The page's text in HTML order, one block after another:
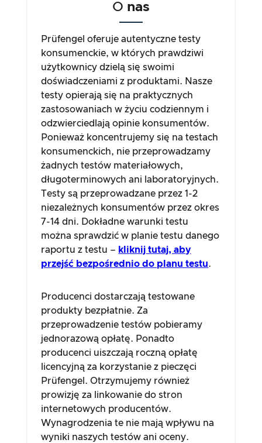
O nas
Prüfengel oferuje autentyczne testy
konsumenckie, w których prawdziwi
użytkownicy dzielą się swoimi
doświadczeniami z produktami. Nasze
testy opierają się na praktycznych
zastosowaniach w życiu codziennym i
odzwierciedlają opinie konsumentów.
Ponieważ koncentrujemy się na testach
konsumenckich, nie przeprowadzamy
żadnych testów materiałowych,
długoterminowych ani laboratoryjnych.
Testy są przeprowadzane przez 1-2
niezależnych konsumentów przez okres
7-14 dni. Dokładne warunki testu
można sprawdzić w planie testu danego
raportu z testu – kliknij tutaj, aby
przejść bezpośrednio do planu testu.
Producenci dostarczają testowane
produkty bezpłatnie. Za
przeprowadzenie testów pobieramy
jednorazową opłatę. Ponadto
producenci uiszczają roczną opłatę
licencyjną za korzystanie z pieczęci
Prüfengel. Otrzymujemy również
prowizję za linkowanie do stron
internetowych producentów.
Wynagrodzenia te nie mają wpływu na
wyniki naszych testów ani oceny.